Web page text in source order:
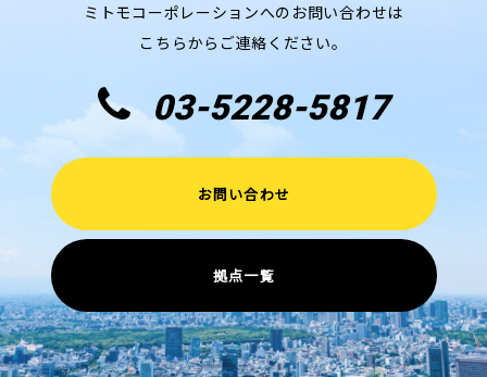
ミトモコーポレーションへのお問い合わせは
こちらからご連絡ください。
03-5228-5817
お問い合わせ
拠点一覧